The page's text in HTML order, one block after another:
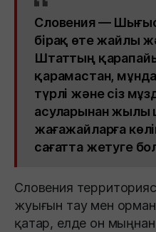
Словения —
бірақ өте жайлы
Штаттың
қарамастан,
түрлі және сіз
асуларынан жылы
жағажайларға
сағатта жетуге
Словения
жуығын тау мен
қатар, елде он мыңнан